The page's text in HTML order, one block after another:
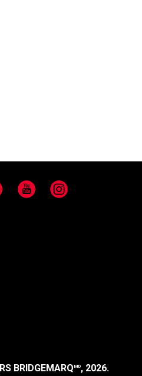
YouTube Instagram
BRIDGEMARQMD, 2026.